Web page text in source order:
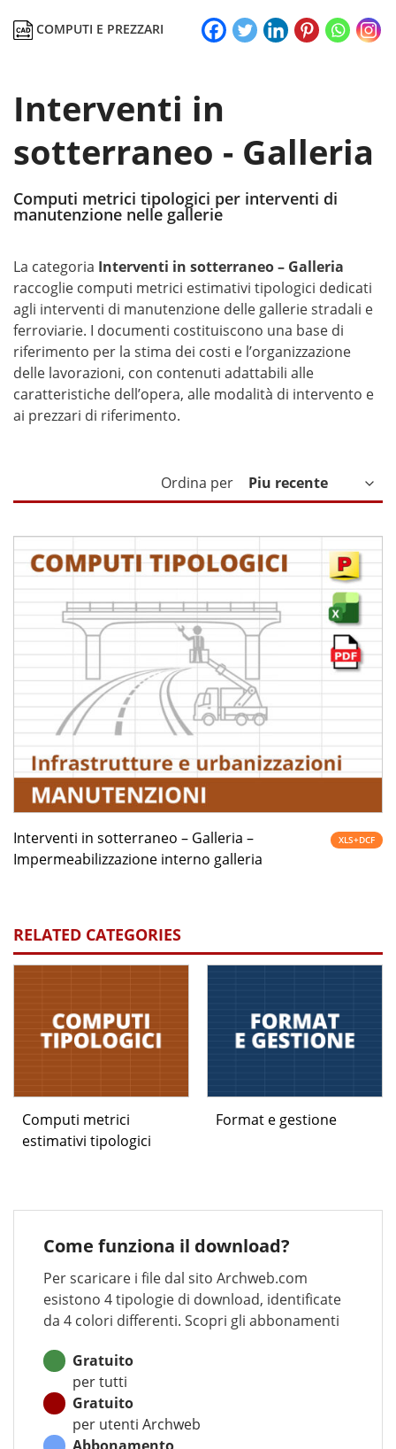
COMPUTI E PREZZARI
Interventi in
sotterraneo - Galleria
Computi metrici tipologici per interventi di
manutenzione nelle gallerie
La categoria Interventi in sotterraneo – Galleria
raccoglie computi metrici estimativi tipologici dedicati
agli interventi di manutenzione delle gallerie stradali e
ferroviarie. I documenti costituiscono una base di
riferimento per la stima dei costi e l’organizzazione
delle lavorazioni, con contenuti adattabili alle
caratteristiche dell’opera, alle modalità di intervento e
ai prezzari di riferimento.
Ordina per
Interventi in sotterraneo – Galleria –
Impermeabilizzazione interno galleria
XLS+DCF
RELATED CATEGORIES
Computi metrici
estimativi tipologici
Format e gestione
Come funziona il download?
Per scaricare i file dal sito Archweb.com
esistono 4 tipologie di download, identificate
da 4 colori differenti. Scopri gli abbonamenti
Gratuito
per tutti
Gratuito
per utenti Archweb